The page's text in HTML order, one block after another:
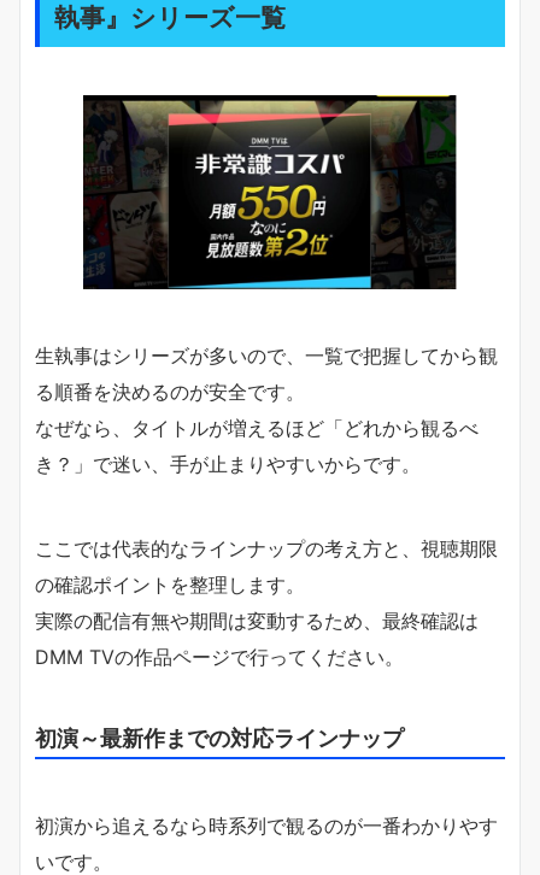
執事』シリーズ一覧
生執事はシリーズが多いので、一覧で把握してから観
る順番を決めるのが安全です。
なぜなら、タイトルが増えるほど「どれから観るべ
き？」で迷い、手が止まりやすいからです。
ここでは代表的なラインナップの考え方と、視聴期限
の確認ポイントを整理します。
実際の配信有無や期間は変動するため、最終確認は
DMM TVの作品ページで行ってください。
初演～最新作までの対応ラインナップ
初演から追えるなら時系列で観るのが一番わかりやす
いです。